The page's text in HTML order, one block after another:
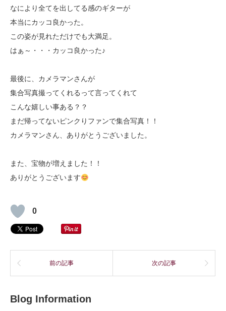
なにより全てを出してる感のギターが
本当にカッコ良かった。
この姿が見れただけでも大満足。
はぁ～・・・カッコ良かった♪
最後に、カメラマンさんが
集合写真撮ってくれるって言ってくれて
こんな嬉しい事ある？？
まだ帰ってないピンクりファンで集合写真！！
カメラマンさん、ありがとうございました。
また、宝物が増えました！！
ありがとうございます
0
前の記事 次の記事
Blog Information